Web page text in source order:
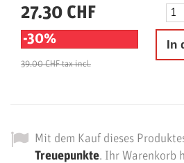
27.30 CHF
-30%
39.00 CHFtax incl.
In
Mit dem Kauf dieses
Treuepunkte. Ihr Warenkorb